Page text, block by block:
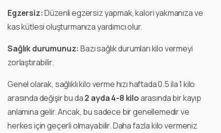
Egzersiz:Düzenli egzersiz yapmak, kalori yakmanıza ve
kas kütlesi oluşturmanıza yardımcı olur.
Sağlık durumunuz: Bazı sağlık durumları kilo vermeyi
zorlaştırabilir.
Genel olarak, sağlıklı kilo verme hızı haftada 0.5 ila 1 kilo
arasında değişir bu da2 ayda 4-8 kiloarasında bir kayıp
anlamına gelir. Ancak, bu sadece bir genellemedir ve
herkes için geçerli olmayabilir. Daha fazla kilo vermeniz